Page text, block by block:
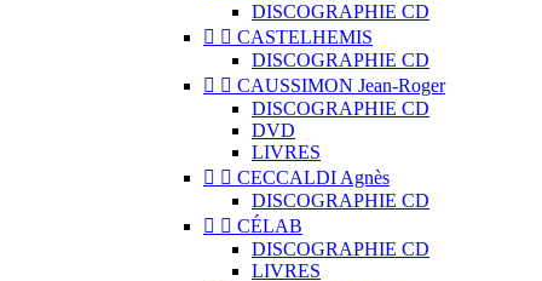
DISCOGRAPHIE CD
  CASTELHEMIS
DISCOGRAPHIE CD
  CAUSSIMON Jean-Roger
DISCOGRAPHIE CD
DVD
LIVRES
  CECCALDI Agnès
DISCOGRAPHIE CD
  CÉLAB
DISCOGRAPHIE CD
LIVRES